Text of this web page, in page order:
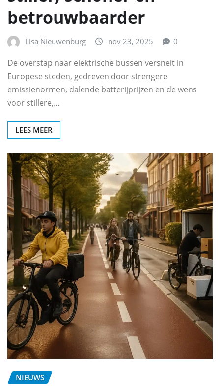
betrouwbaarder
Lisa Nieuwenburg nov 23, 2025 0
De overstap naar elektrische bussen versnelt in
Europese steden, gedreven door strengere
emissienormen, dalende batterijprijzen en de wens
voor stillere,…
LEES MEER
NIEUWS